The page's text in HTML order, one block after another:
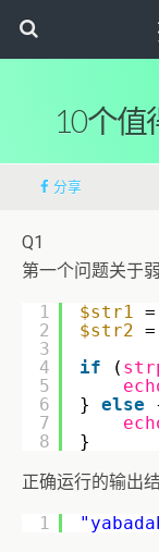
10个值
分享
Q1
第一个问题关于
1
2
3
4
5
6
7
8
$str1 =
$str2 =
if
(
} else
}
正确运行的输出
1